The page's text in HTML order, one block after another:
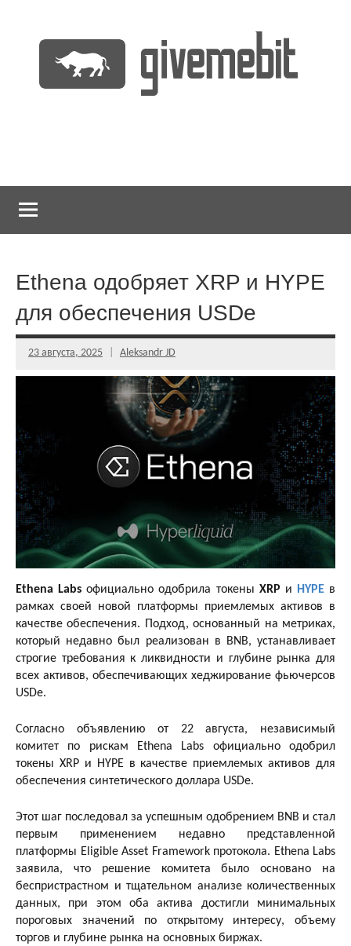
содержимому
Ethena одобряет XRP и HYPE
для обеспечения USDe
23 августа, 2025 Aleksandr JD
Ethena Labs официально одобрила токены XRP и HYPEв
рамках своей новой платформы приемлемых активов в
качестве обеспечения. Подход, основанный на метриках,
который недавно был реализован в BNB, устанавливает
строгие требования к ликвидности и глубине рынка для
всех активов, обеспечивающих хеджирование фьючерсов
USDe.
Согласно объявлению от 22 августа, независимый
комитет по рискам Ethena Labs официально одобрил
токены XRP и HYPE в качестве приемлемых активов для
обеспечения синтетического доллара USDe.
Этот шаг последовал за успешным одобрением BNB и стал
первым применением недавно представленной
платформы Eligible Asset Framework протокола. Ethena Labs
заявила, что решение комитета было основано на
беспристрастном и тщательном анализе количественных
данных, при этом оба актива достигли минимальных
пороговых значений по открытому интересу, объему
торгов и глубине рынка на основных биржах.